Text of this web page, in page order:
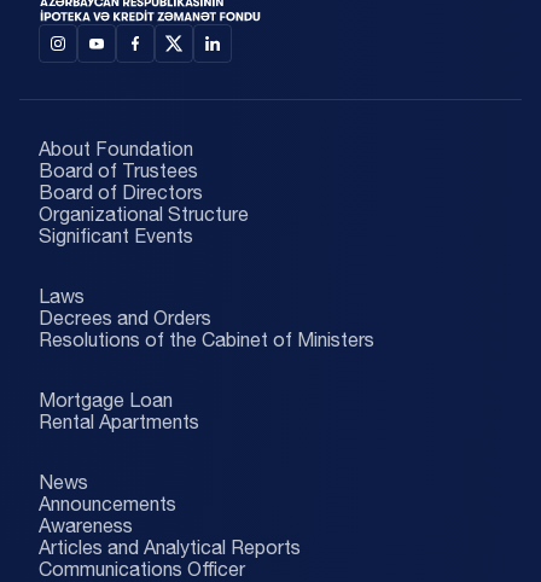
About Foundation
Board of Trustees
Board of Directors
Organizational Structure
Significant Events
Laws
Decrees and Orders
Resolutions of the Cabinet of Ministers
Mortgage Loan
Rental Apartments
News
Announcements
Awareness
Articles and Analytical Reports
Communications Officer